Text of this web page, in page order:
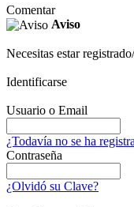
Comentar
Aviso
Necesitas estar
Identificarse
Usuario o Email
¿Todavía no se ha
Contraseña
¿Olvidó su Clave?